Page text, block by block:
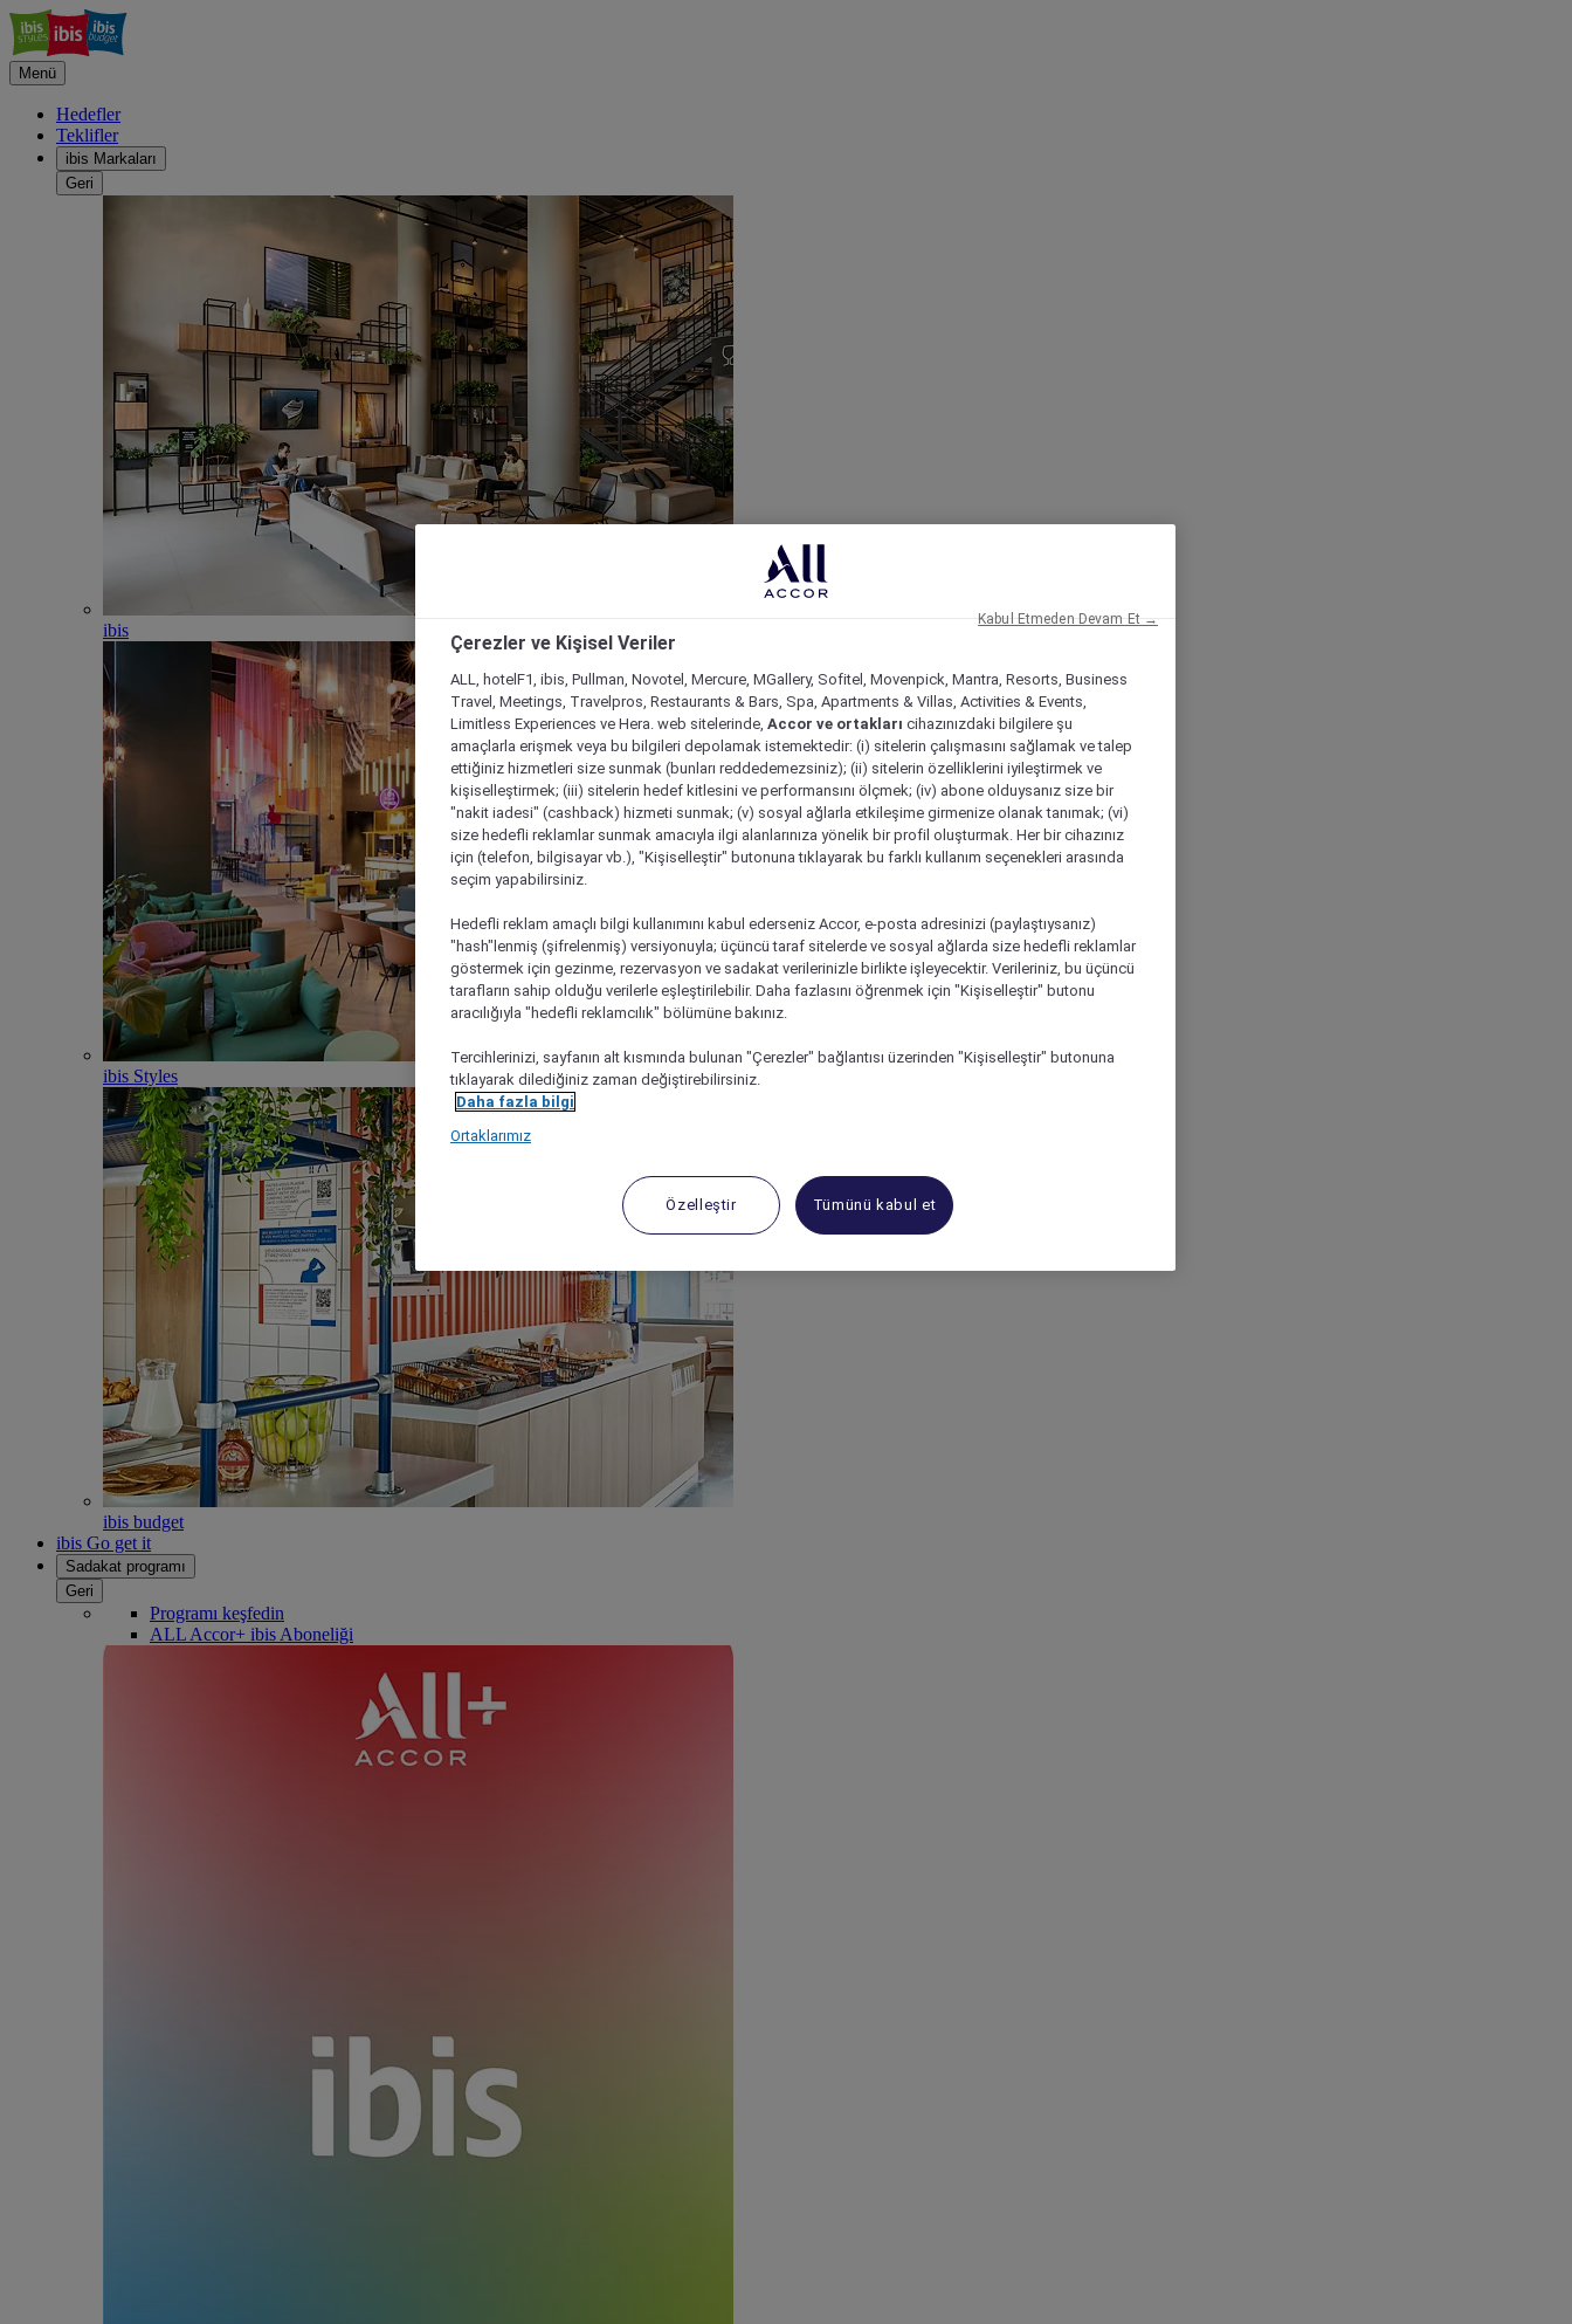
Menü
Hedefler
Teklifler
ibis Markaları
Geri
ibis
ibis Styles
ibis budget
ibis Go get it
Sadakat programı
Geri
Programı keşfedin
ALL Accor+ ibis Aboneliği
Çerezler ve Kişisel Veriler
ALL, hotelF1, ibis, Pullman, Novotel, Mercure, MGallery, Sofitel, Movenpick, Mantra, Resorts, Business
Travel, Meetings, Travelpros, Restaurants & Bars, Spa, Apartments & Villas, Activities & Events,
Limitless Experiences ve Hera. web sitelerinde, Accor ve ortakları cihazınızdaki bilgilere şu
amaçlarla erişmek veya bu bilgileri depolamak istemektedir: (i) sitelerin çalışmasını sağlamak ve talep
ettiğiniz hizmetleri size sunmak (bunları reddedemezsiniz); (ii) sitelerin özelliklerini iyileştirmek ve
kişiselleştirmek; (iii) sitelerin hedef kitlesini ve performansını ölçmek; (iv) abone olduysanız size bir
"nakit iadesi" (cashback) hizmeti sunmak; (v) sosyal ağlarla etkileşime girmenize olanak tanımak; (vi)
size hedefli reklamlar sunmak amacıyla ilgi alanlarınıza yönelik bir profil oluşturmak. Her bir cihazınız
için (telefon, bilgisayar vb.), "Kişiselleştir" butonuna tıklayarak bu farklı kullanım seçenekleri arasında
seçim yapabilirsiniz.
Hedefli reklam amaçlı bilgi kullanımını kabul ederseniz Accor, e-posta adresinizi (paylaştıysanız)
"hash"lenmiş (şifrelenmiş) versiyonuyla; üçüncü taraf sitelerde ve sosyal ağlarda size hedefli reklamlar
göstermek için gezinme, rezervasyon ve sadakat verilerinizle birlikte işleyecektir. Verileriniz, bu üçüncü
tarafların sahip olduğu verilerle eşleştirilebilir. Daha fazlasını öğrenmek için "Kişiselleştir" butonu
aracılığıyla "hedefli reklamcılık" bölümüne bakınız.
Tercihlerinizi, sayfanın alt kısmında bulunan "Çerezler" bağlantısı üzerinden "Kişiselleştir" butonuna
tıklayarak dilediğiniz zaman değiştirebilirsiniz.
Daha fazla bilgi
Ortaklarımız
Özelleştir Tümünü kabul et
Kabul Etmeden Devam Et →